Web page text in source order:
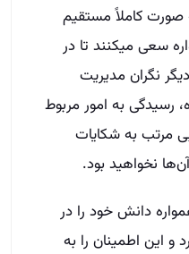
کاملاً مستقیم
سعی می­کنند تا در
نگران مدیریت
رسیدگی به امور مربوط
مرتب به شکایات
نخواهید بود.
دانش خود را در
و این اطمینان را به